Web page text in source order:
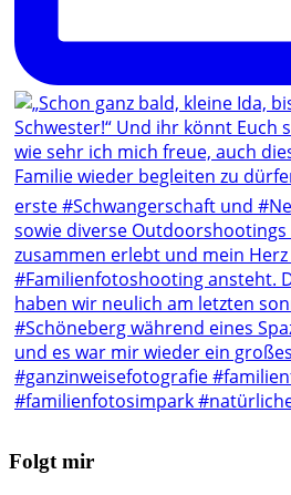
Folgt mir